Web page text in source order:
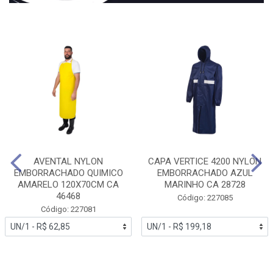
AVENTAL NYLON
EMBORRACHADO QUIMICO
AMARELO 120X70CM CA
46468
Código: 227081
CAPA VERTICE 4200 NYLON
EMBORRACHADO AZUL
MARINHO CA 28728
Código: 227085